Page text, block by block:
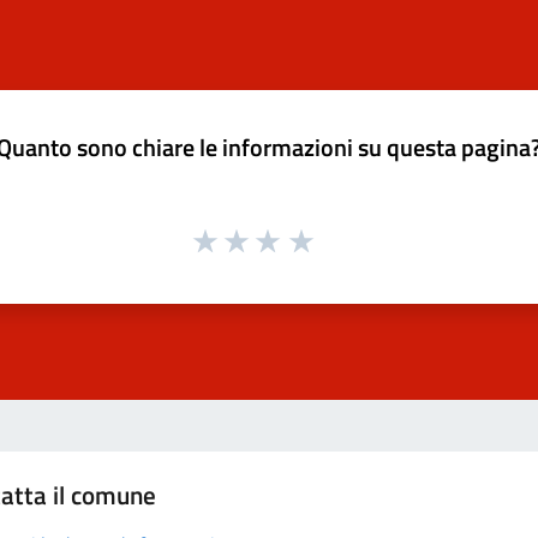
sono chiare le informazioni su questa
il comune